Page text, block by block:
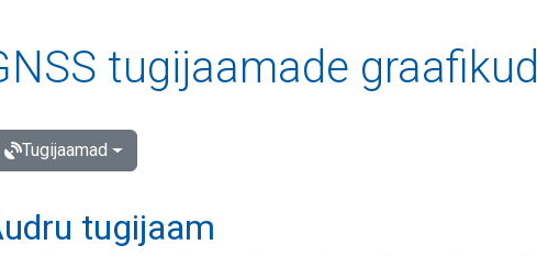
tugijaamade graafikud
Tugijaamad
tugijaam